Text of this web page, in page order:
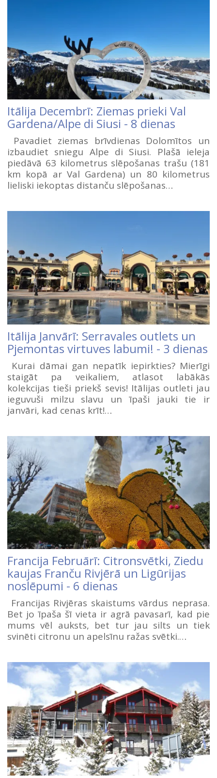
Itālija Decembrī: Ziemas prieki Val
Gardena/Alpe di Siusi - 8 dienas
Pavadiet ziemas brīvdienas Dolomītos un
izbaudiet sniegu Alpe di Siusi. Plašā ieleja
piedāvā 63 kilometrus slēpošanas trašu (181
km kopā ar Val Gardena) un 80 kilometrus
lieliski iekoptas distanču slēpošanas…
Itālija Janvārī: Serravales outlets un
Pjemontas virtuves labumi! - 3 dienas
Kurai dāmai gan nepatīk iepirkties? Mierīgi
staigāt pa veikaliem, atlasot labākās
kolekcijas tieši priekš sevis! Itālijas outleti jau
ieguvuši milzu slavu un īpaši jauki tie ir
janvāri, kad cenas krīt!…
Francija Februārī: Citronsvētki, Ziedu
kaujas Franču Rivjērā un Ligūrijas
noslēpumi - 6 dienas
Francijas Rivjēras skaistums vārdus neprasa.
Bet jo īpaša šī vieta ir agrā pavasarī, kad pie
mums vēl auksts, bet tur jau silts un tiek
svinēti citronu un apelsīnu ražas svētki.…